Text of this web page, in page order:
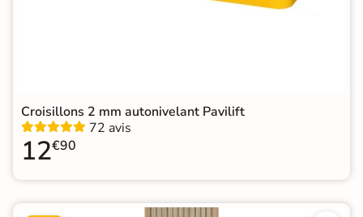
Croisillons 2 mm autonivelant Pavilift
72 avis
12€90